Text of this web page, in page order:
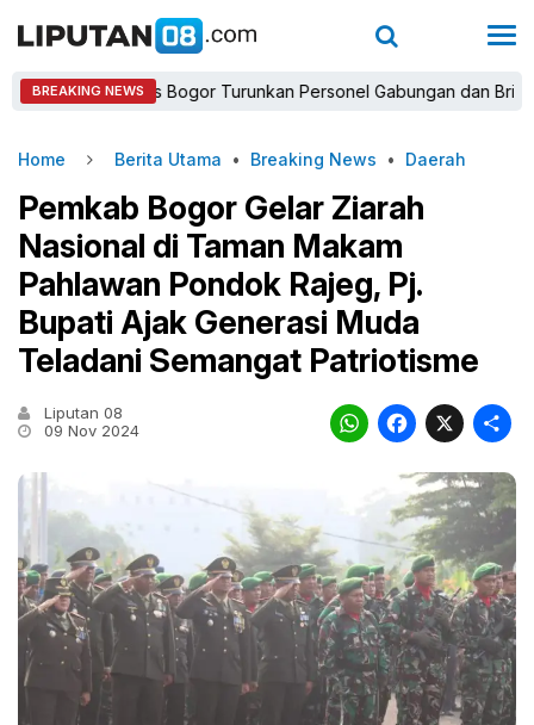
BREAKING NEWS
Kapolres Bogor Turunkan Personel Gabungan dan Brimob,
Home Berita Utama • Breaking News • Daerah
Pemkab Bogor Gelar Ziarah
Nasional di Taman Makam
Pahlawan Pondok Rajeg, Pj.
Bupati Ajak Generasi Muda
Teladani Semangat Patriotisme
Liputan 08
09 Nov 2024
X